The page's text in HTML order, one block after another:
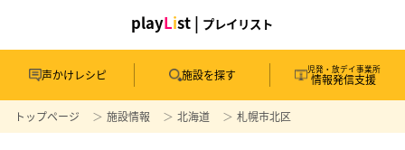
playList | プレイリスト
声かけレシピ 施設を探す 児発・放デイ事業所
情報発信支援
トップページ 施設情報 北海道 札幌市北区